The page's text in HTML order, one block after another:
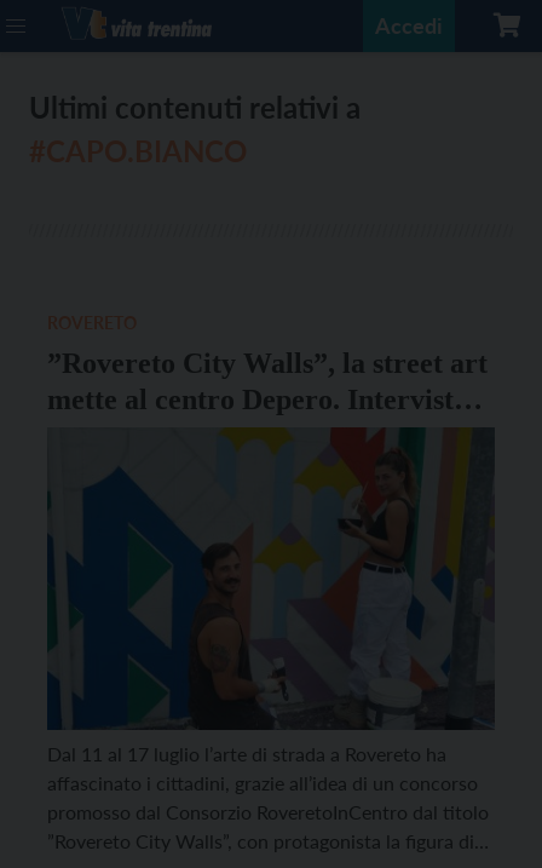
Accedi
Ultimi contenuti relativi a
”Rovereto City Walls”, la street art
mette al centro Depero. Intervista a
Chiara Capobianco
Dal 11 al 17 luglio l’arte di strada a Rovereto ha
affascinato i cittadini, grazie all’idea di un concorso
promosso dal Consorzio RoveretoInCentro dal titolo
”Rovereto City Walls”, con protagonista la figura di